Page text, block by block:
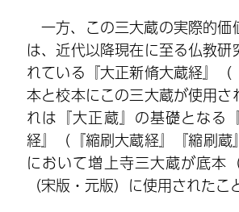
一方、この三大蔵の実際的価
は、近代以降現在に至る仏教研
れている『大正新脩大蔵経』（
本と校本にこの三大蔵が使用さ
れは『大正蔵』の基礎となる
経』（『縮刷大蔵経』『縮刷蔵
において増上寺三大蔵が底本
（宋版・元版）に使用されたこ